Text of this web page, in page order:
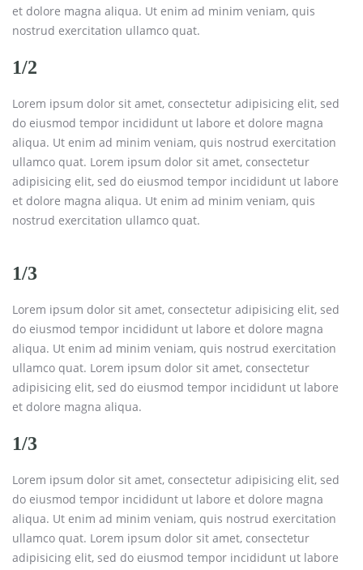
et dolore magna aliqua. Ut enim ad minim veniam, quis
nostrud exercitation ullamco quat.
1/2
Lorem ipsum dolor sit amet, consectetur adipisicing elit, sed
do eiusmod tempor incididunt ut labore et dolore magna
aliqua. Ut enim ad minim veniam, quis nostrud exercitation
ullamco quat. Lorem ipsum dolor sit amet, consectetur
adipisicing elit, sed do eiusmod tempor incididunt ut labore
et dolore magna aliqua. Ut enim ad minim veniam, quis
nostrud exercitation ullamco quat.
1/3
Lorem ipsum dolor sit amet, consectetur adipisicing elit, sed
do eiusmod tempor incididunt ut labore et dolore magna
aliqua. Ut enim ad minim veniam, quis nostrud exercitation
ullamco quat. Lorem ipsum dolor sit amet, consectetur
adipisicing elit, sed do eiusmod tempor incididunt ut labore
et dolore magna aliqua.
1/3
Lorem ipsum dolor sit amet, consectetur adipisicing elit, sed
do eiusmod tempor incididunt ut labore et dolore magna
aliqua. Ut enim ad minim veniam, quis nostrud exercitation
ullamco quat. Lorem ipsum dolor sit amet, consectetur
adipisicing elit, sed do eiusmod tempor incididunt ut labore